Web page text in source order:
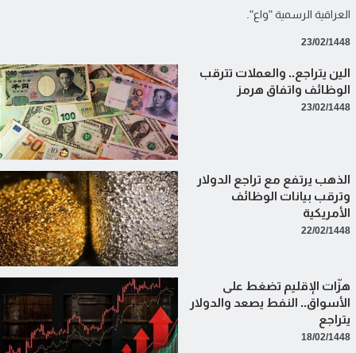
العراقية الرسمية "واع".
23/02/1448
الين يتراجع.. والعملات تترقب
الوظائف واتفاق هرمز
23/02/1448
الذهب يرتفع مع تراجع الدولار
وترقب بيانات الوظائف
الأمريكية
22/02/1448
هزّات الإقليم تضغط على
الأسواق.. النفط يصعد والدولار
يتراجع
18/02/1448